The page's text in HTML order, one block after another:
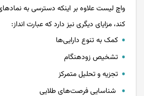
واچ لیست علاوه بر اینکه دسترسی به
کند، مزایای دیگری نیز دارد که عبارت انداز:
کمک به تنوع دارایی‌ها
تشخیص زودهنگام
تجزیه و تحلیل متمرکز
شناسایی فرصت‌های طلایی